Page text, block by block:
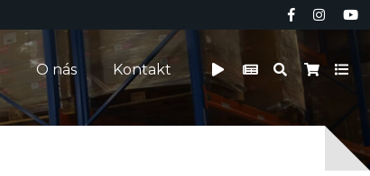
O nás Kontakt